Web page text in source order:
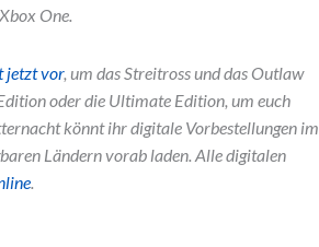
One.
jetzt vor, um das Streitross und das Outlaw
oder die Ultimate Edition, um euch
könnt ihr digitale Vorbestellungen im
Ländern vorab laden. Alle digitalen
.